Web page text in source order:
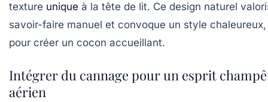
texture unique à la tête de lit. Ce design naturel
savoir-faire manuel et convoque un style
pour créer un cocon accueillant.
Intégrer du cannage pour un esprit
aérien